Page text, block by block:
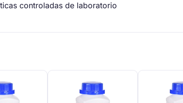
controladas de laboratorio